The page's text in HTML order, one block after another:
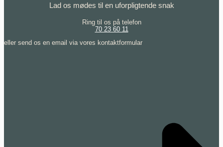
Lad os mødes til en uforpligtende snak
Ring til os på telefon
70 23 60 11
eller send os en email via vores kontaktformular